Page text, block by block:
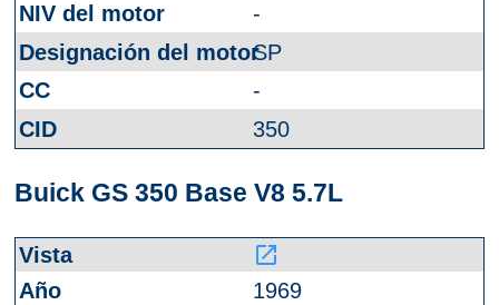
-
SP
-
350
Buick GS 350 Base V8 5.7L
launch
1969